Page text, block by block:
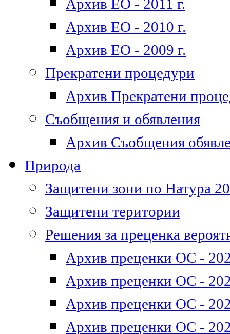
Архив ЕО - 2011 г.
Архив ЕО - 2010 г.
Архив ЕО - 2009 г.
Прекратени процедури
Архив Прекратени
Съобщения и обявления
Архив Съобщения
Природа
Защитени зони по Натура
Защитени територии
Решения за преценка
Архив преценки ОС -
Архив преценки ОС -
Архив преценки ОС -
Архив преценки ОС -